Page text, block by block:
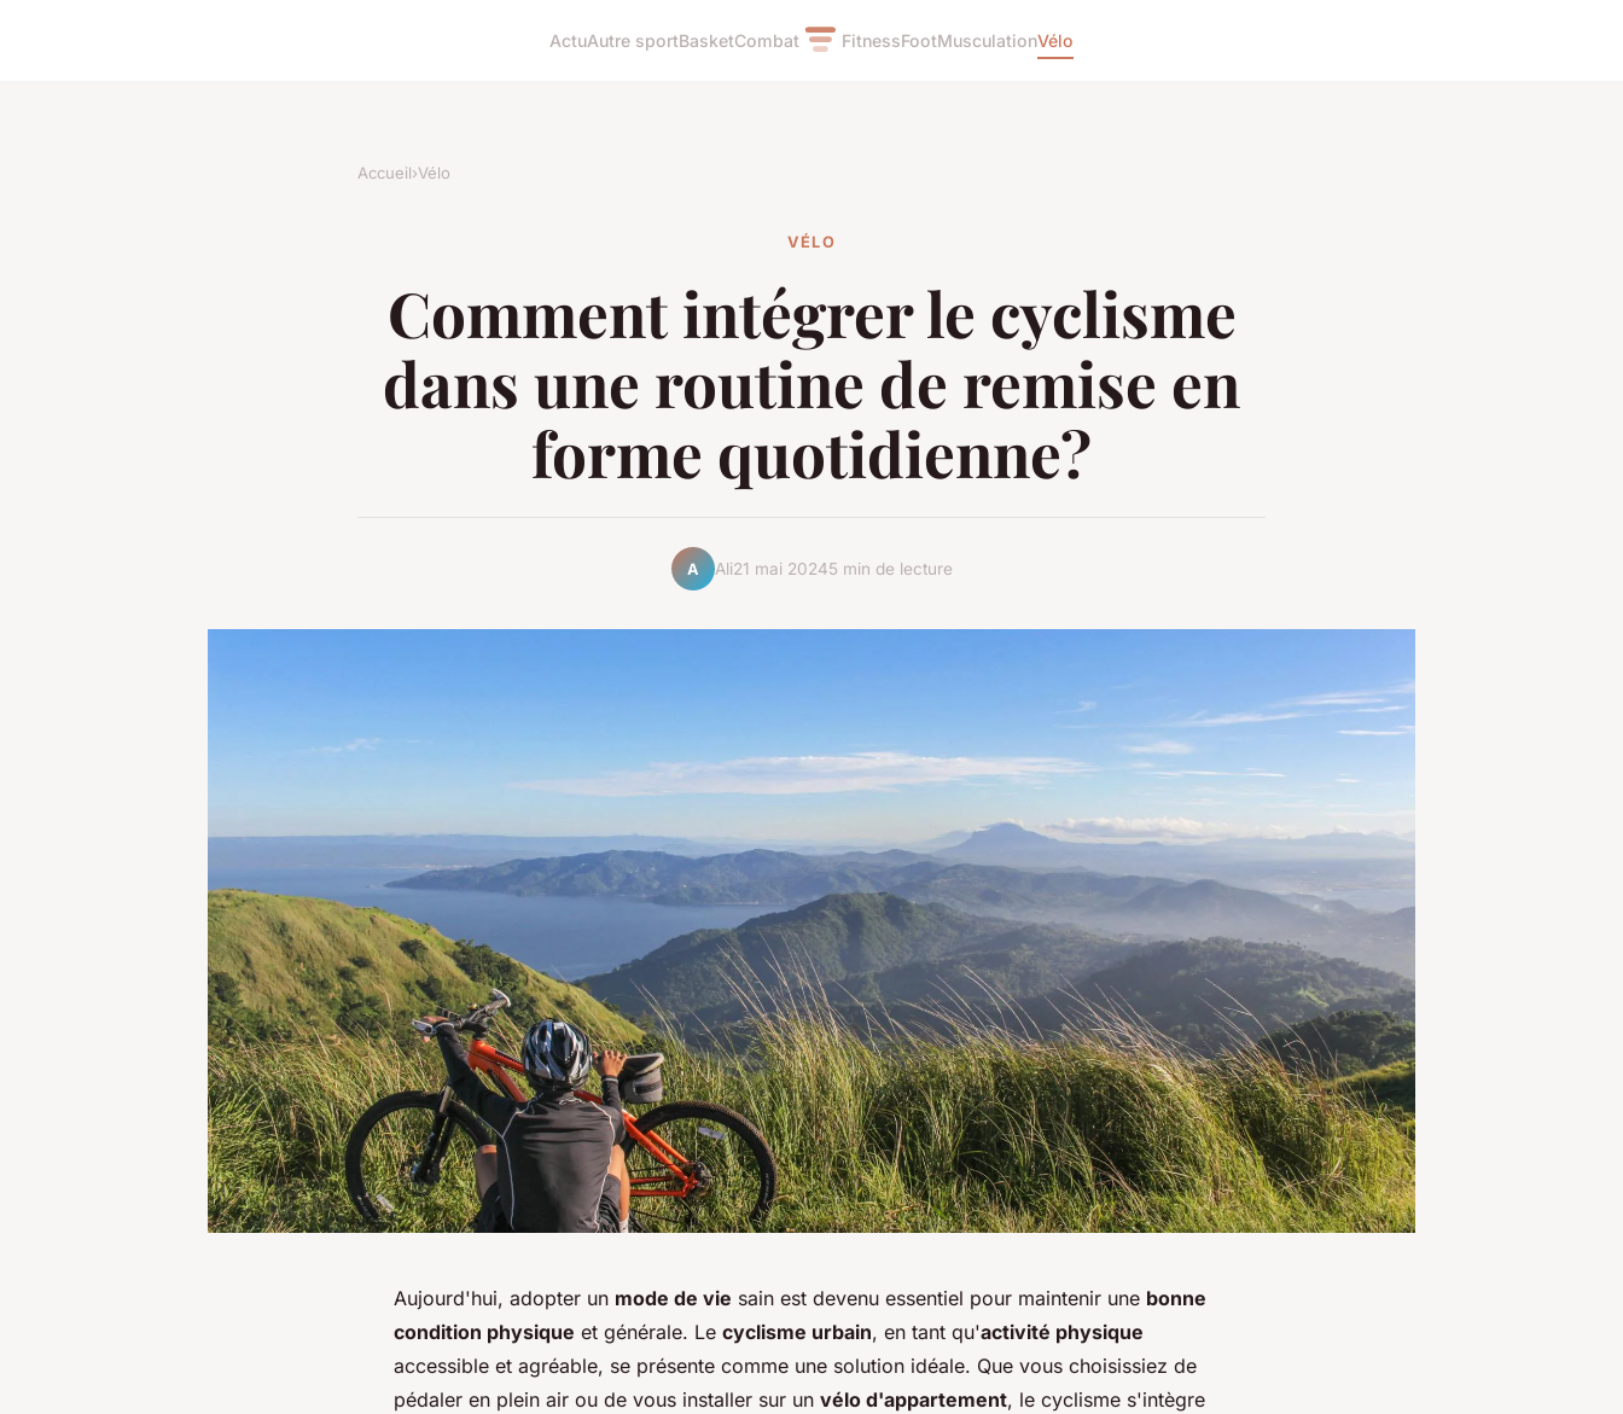
ActuAutre sportBasketCombat FitnessFootMusculationVélo
Accueil›Vélo
VÉLO
Comment intégrer le cyclisme
dans une routine de remise en
forme quotidienne?
A Ali21 mai 20245 min de lecture
Aujourd'hui, adopter un mode de vie sain est devenu essentiel pour maintenir une bonne
condition physique et générale. Le cyclisme urbain, en tant qu'activité physique
accessible et agréable, se présente comme une solution idéale. Que vous choisissiez de
pédaler en plein air ou de vous installer sur un vélo d'appartement, le cyclisme s'intègre